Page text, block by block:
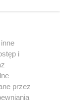
i
przez